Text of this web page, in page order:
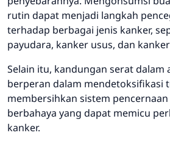
rutin dapat menjadi langkah
terhadap berbagai jenis kanker,
payudara, kanker usus, dan
Selain itu, kandungan serat dalam
berperan dalam mendetoksifikasi
membersihkan sistem
berbahaya yang dapat memicu
kanker.